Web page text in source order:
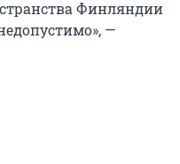
Финляндии
—